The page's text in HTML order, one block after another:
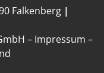
Falkenberg |
– Impressum –